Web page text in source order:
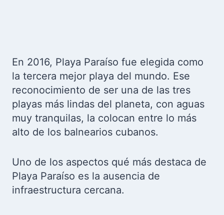
En 2016, Playa Paraíso fue elegida como
la tercera mejor playa del mundo. Ese
reconocimiento de ser una de las tres
playas más lindas del planeta, con aguas
muy tranquilas, la colocan entre lo más
alto de los balnearios cubanos.
Uno de los aspectos qué más destaca de
Playa Paraíso es la ausencia de
infraestructura cercana.